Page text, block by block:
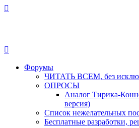
Форумы
ЧИТАТЬ ВСЕМ, без
ОПРОСЫ
Аналог Тирика-
версия)
Список нежелательных
Бесплатные разработки,